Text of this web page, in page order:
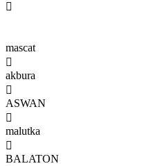

mascat

akbura

ASWAN

malutka

BALATON